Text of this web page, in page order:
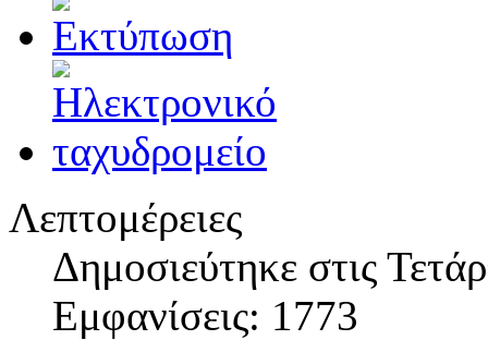
Λεπτομέρειες
Δημοσιεύτηκε στις
Εμφανίσεις: 1773